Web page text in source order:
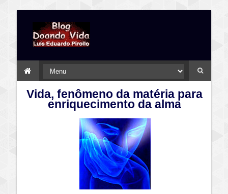
Vida, fenômeno da matéria para
enriquecimento da alma